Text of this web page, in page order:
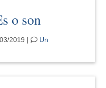
o son
2019 |
Un